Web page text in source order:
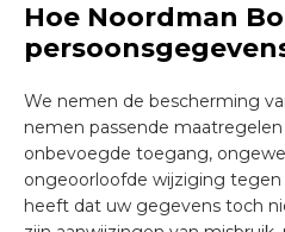
Hoe Noordman
We nemen de bescherming
nemen passende
onbevoegde toegang,
ongeoorloofde wijziging tegen
heeft dat uw gegevens toch